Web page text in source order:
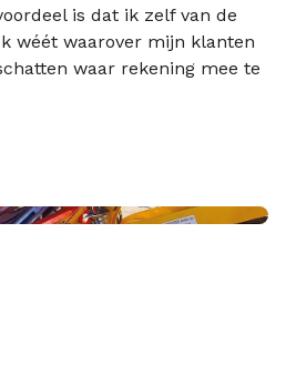
is dat ik zelf van de
wéét waarover mijn klanten
waar rekening mee te